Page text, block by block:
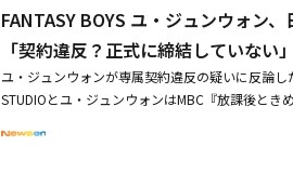
間芸能活動を遂行する」という内容が明確に記載
ン側は両親が要求した収益配分などが反映され
STUDIOの関係者は「制作者としてできる最大限
の違いを縮められなかった。当時、あまりにも
の面会場所と具体的な対話の内容など状況を立
必要な場合はこれを公開できる」とつけ加えた
して強力な責任を問う予定だ。これに対し
今回の日本ファンミーティングを主導する日本
芸能界で二度と発生しないよう、いかなる合意
と明らかにした。・FANTASY BOYS ユ・ジュン
期せぬ事情により」・PHUNKY STUDIO、
約を締結しただけで、その後、正式な専属契約は
約が締結されなかっただけだ」と反論。加えて
は、POCKETDOL STUDIO、PHUNKY STUDIO
め、2社が彼の芸能活動を妨害する根拠や危険性
あるだけで、具体的な専属契約の合意が存在し
ーティングの件を含む、ユ・ジュンウォンのこ
行為だと判断している。また、『少年ファンタ
行為である。現在進めている損害賠償訴訟にこ
PHUNKY STUDIOは、公式コメントを通じて、
業Apple Monster、日本の公演制作会社ハックル
いることを確認したとし、法的対応を予告した
FANTASY BOYS ユ・ジュンウォン
「契約違反？正式に締結していない」
ユ・ジュンウォンが専属契約違反の疑いに反論し
STUDIOとユ・ジュンウォンはMBC『放課後と
交渉過程で合意に至らず、専属契約が締結され